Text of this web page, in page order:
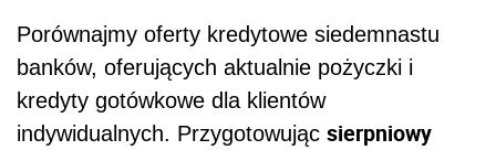
Porównajmy oferty kredytowe siedemnastu
banków, oferujących aktualnie pożyczki i
kredyty gotówkowe dla klientów
indywidualnych. Przygotowując sierpniowy